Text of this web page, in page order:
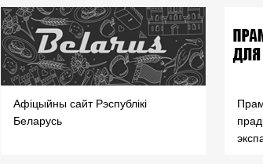
Афіцыйны сайт Рэспублікі
Беларусь